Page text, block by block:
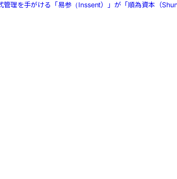
管理を手がける「易参（Inssent）」が「順為資本（